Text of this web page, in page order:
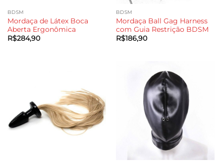
BDSM
Mordaça de Látex Boca
Aberta Ergonômica
R$284,90
BDSM
Mordaça Ball Gag Harness
com Guia Restrição BDSM
R$186,90